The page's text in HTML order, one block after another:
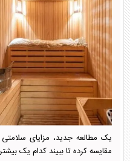
یک مطالعه جدید، مزایای
مقایسه کرده تا ببیند کدام یک